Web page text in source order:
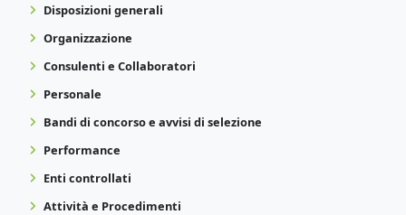
Disposizioni generali
Organizzazione
Consulenti e Collaboratori
Personale
Bandi di concorso e avvisi di selezione
Performance
Enti controllati
Attività e Procedimenti